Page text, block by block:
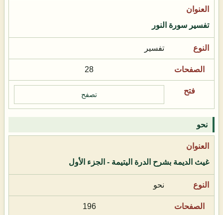
تفسير سورة النور
تفسير
28
تصفح
نحو
غيث الديمة بشرح الدرة اليتيمة - الجزء الأول
نحو
196